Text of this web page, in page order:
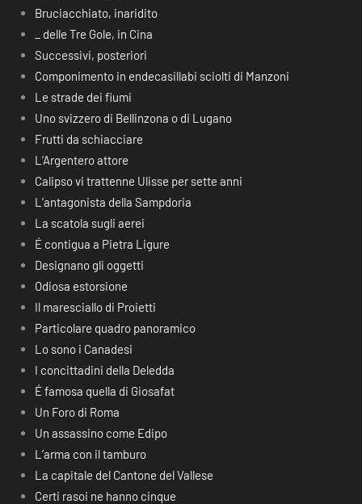
Bruciacchiato, inaridito
_ delle Tre Gole, in Cina
Successivi, posteriori
Componimento in endecasillabi sciolti di Manzoni
Le strade dei fiumi
Uno svizzero di Bellinzona o di Lugano
Frutti da schiacciare
L’Argentero attore
Calipso vi trattenne Ulisse per sette anni
L’antagonista della Sampdoria
La scatola sugli aerei
É contigua a Pietra Ligure
Designano gli oggetti
Odiosa estorsione
Il maresciallo di Proietti
Particolare quadro panoramico
Lo sono i Canadesi
I concittadini della Deledda
É famosa quella di Giosafat
Un Foro di Roma
Un assassino come Edipo
L’arma con il tamburo
La capitale del Cantone del Vallese
Certi rasoi ne hanno cinque